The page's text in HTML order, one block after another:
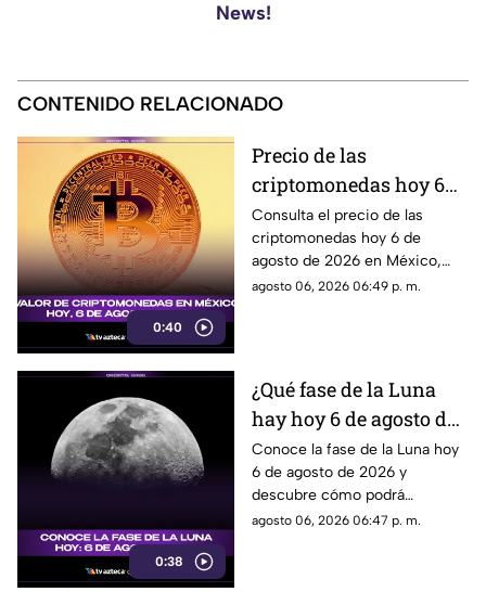
News!
CONTENIDO RELACIONADO
0:40
Precio de las
criptomonedas hoy 6
de agosto de 2026 en
México: Bitcoin,
Ethereum y más
Consulta el precio de las
criptomonedas hoy 6 de
agosto de 2026 en México,
con las cotizaciones de
agosto 06, 2026 06:49 p. m.
0:38
¿Qué fase de la Luna
hay hoy 6 de agosto de
2026? Descubre cómo
se verá el satélite esta
noche
Conoce la fase de la Luna hoy
6 de agosto de 2026 y
descubre cómo podrá
observarse el satélite natural
agosto 06, 2026 06:47 p. m.